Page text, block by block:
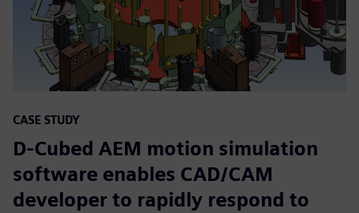
CASE STUDY
D-Cubed AEM motion simulation
software enables CAD/CAM
developer to rapidly respond to